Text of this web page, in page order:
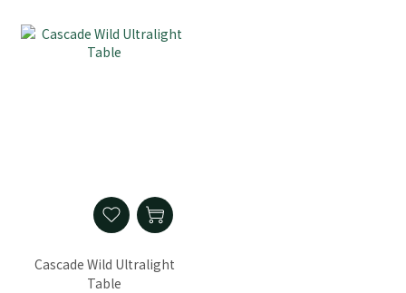
Cascade Wild Ultralight
Table